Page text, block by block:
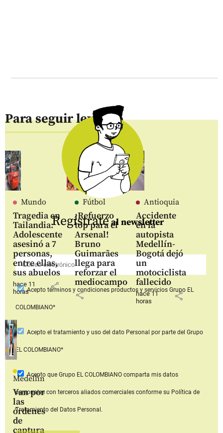
Para seguir leyendo
Mundo
Tragedia en
Tailandia:
Adolescente
asesinó a 7
personas,
entre ellas,
sus abuelos
hace 11
horas
share
Fútbol
¡Refuerzo
top para el
Arsenal!
Bruno
Guimarães
llega para
reforzar el
mediocampo
share
Antioquia
Accidente
en la
autopista
Medellín-
Bogotá dejó
un
motociclista
fallecido
hace 11
horas
share
Medellín
Van por
las
órdenes
de
captura
Regístrateal newsletter
Aceptotérminos y condiciones productos y serviciosGrupo EL
COLOMBIANO*
Acepto el tratamiento y uso del dato Personal por parte del Grupo
EL COLOMBIANO*
Acepto que Grupo EL COLOMBIANOcomparta mis datos
personales con terceros aliados comerciales conforme su Política de
Tratamiento del Datos Personal.